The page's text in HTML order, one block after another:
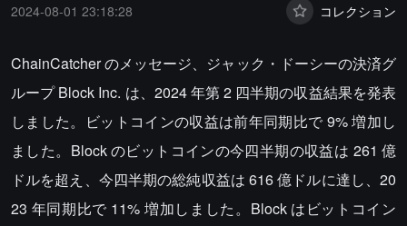
2024-08-01 23:18:28 コレクション
ChainCatcher のメッセージ、ジャック・ドーシーの決済グ
ループ Block Inc. は、2024 年第 2 四半期の収益結果を発表
しました。ビットコインの収益は前年同期比で 9% 増加し
ました。Block のビットコインの今四半期の収益は 261 億
ドルを超え、今四半期の総純収益は 616 億ドルに達し、20
23 年同期比で 11% 増加しました。Block はビットコイン